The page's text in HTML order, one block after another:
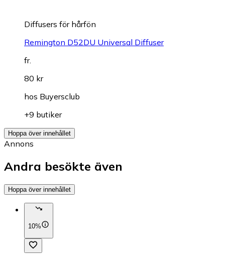
Diffusers för hårfön
Remington D52DU Universal Diffuser
fr.
80 kr
hos Buyersclub
+9 butiker
Hoppa över innehållet
Annons
Andra besökte även
Hoppa över innehållet
10%